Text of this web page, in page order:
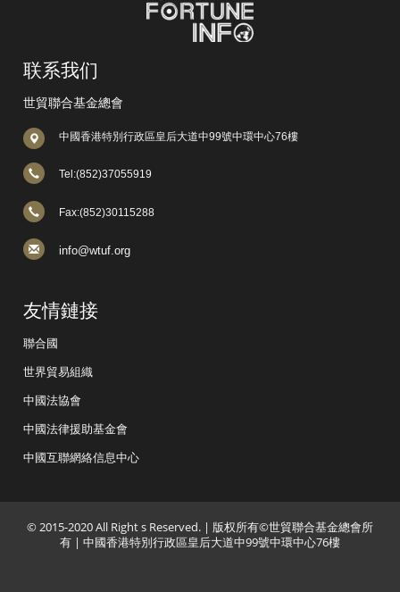
联系我们
世貿聯合基金總會
中國香港特別行政區皇后大道中99號中環中心76樓
Tel:(852)37055919
Fax:(852)30115288
info@wtuf.org
友情鏈接
聯合國
世界貿易組織
中國法協會
中國法律援助基金會
中國互聯網絡信息中心
© 2015-2020 All Right s Reserved. | 版权所有©世貿聯合基金總會所
有 | 中國香港特別行政區皇后大道中99號中環中心76樓